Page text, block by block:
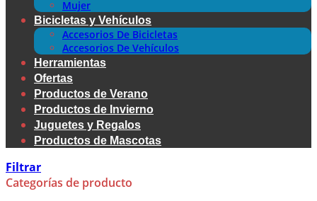
Mujer
Bicicletas y Vehículos
Accesorios De Bicicletas
Accesorios De Vehículos
Herramientas
Ofertas
Productos de Verano
Productos de Invierno
Juguetes y Regalos
Productos de Mascotas
Filtrar
Categorías de producto